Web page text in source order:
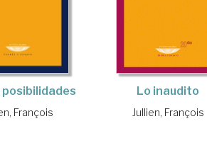
posibilidades
François
Lo inaudito
Jullien, François